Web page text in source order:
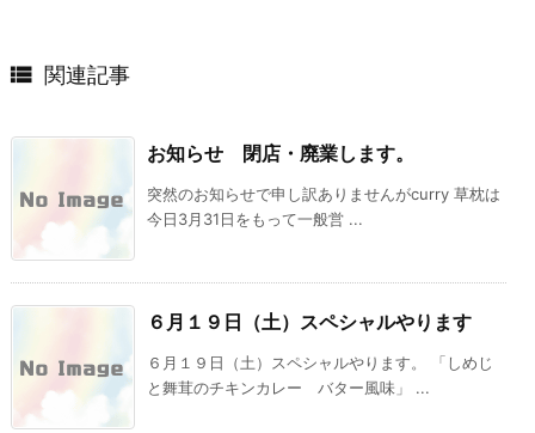
 関連記事
お知らせ 閉店・廃業します。
突然のお知らせで申し訳ありませんがcurry 草枕は
今日3月31日をもって一般営 ...
６月１９日（土）スペシャルやります
６月１９日（土）スペシャルやります。 「しめじ
と舞茸のチキンカレー バター風味」 ...